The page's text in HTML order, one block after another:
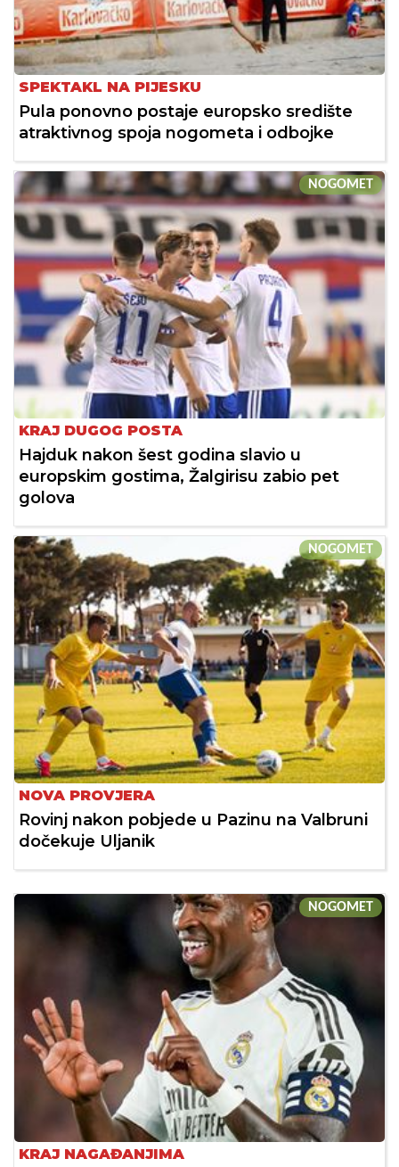
SPEKTAKL NA PIJESKU
Pula ponovno postaje europsko središte
atraktivnog spoja nogometa i odbojke
NOGOMET
KRAJ DUGOG POSTA
Hajduk nakon šest godina slavio u
europskim gostima, Žalgirisu zabio pet
golova
NOGOMET
NOVA PROVJERA
Rovinj nakon pobjede u Pazinu na Valbruni
dočekuje Uljanik
NOGOMET
KRAJ NAGAĐANJIMA